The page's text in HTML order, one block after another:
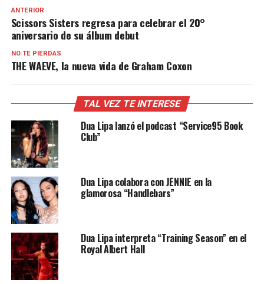
ANTERIOR
Scissors Sisters regresa para celebrar el 20°
aniversario de su álbum debut
NO TE PIERDAS
THE WAEVE, la nueva vida de Graham Coxon
TAL VEZ TE INTERESE
Dua Lipa lanzó el podcast “Service95 Book
Club”
Dua Lipa colabora con JENNIE en la
glamorosa “Handlebars”
Dua Lipa interpreta “Training Season” en el
Royal Albert Hall